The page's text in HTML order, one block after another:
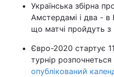
Українська збірна
Амстердамі і два - в
що матчі пройдуть з
Євро-2020 стартує
турнір
опублікований